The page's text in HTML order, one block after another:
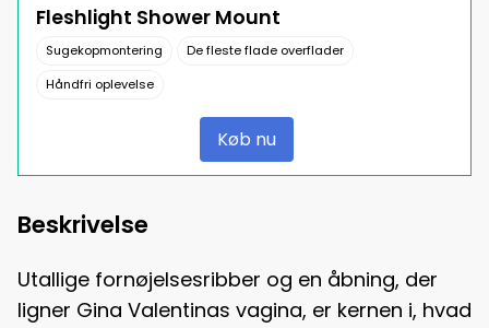
Fleshlight Shower Mount
Sugekopmontering
De fleste flade overflader
Håndfri oplevelse
Køb nu
Beskrivelse
Utallige fornøjelsesribber og en åbning, der
ligner Gina Valentinas vagina, er kernen i, hvad